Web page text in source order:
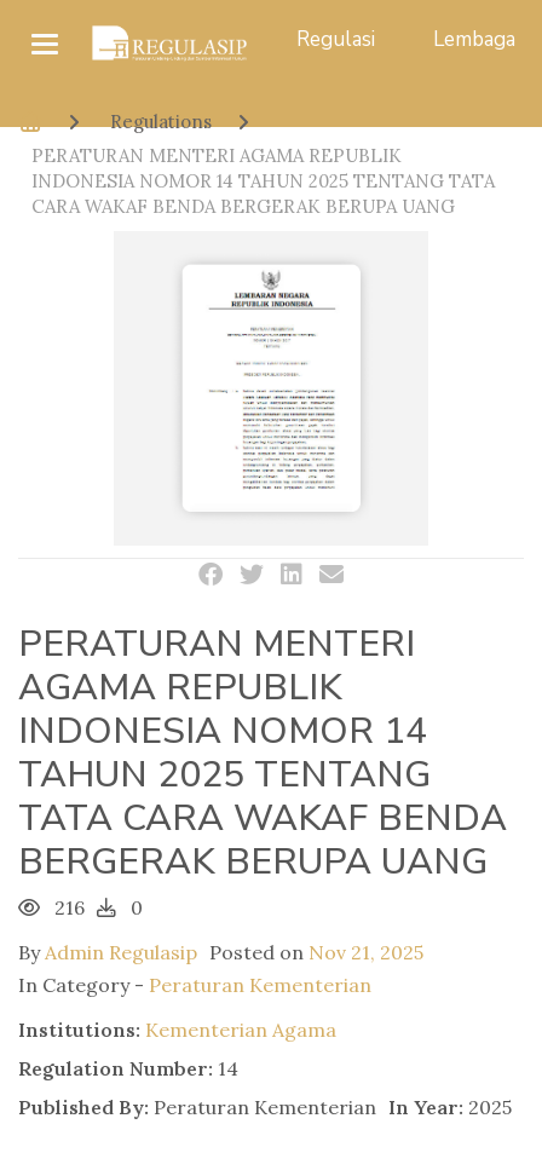
Regulasi Lembaga
Regulations
PERATURAN MENTERI AGAMA REPUBLIK
INDONESIA NOMOR 14 TAHUN 2025 TENTANG TATA
CARA WAKAF BENDA BERGERAK BERUPA UANG
PERATURAN MENTERI
AGAMA REPUBLIK
INDONESIA NOMOR 14
TAHUN 2025 TENTANG
TATA CARA WAKAF BENDA
BERGERAK BERUPA UANG
216
0
ByAdmin Regulasip Posted on Nov 21, 2025
In Category - Peraturan Kementerian
Institutions: Kementerian Agama
Regulation Number: 14
Published By: Peraturan Kementerian In Year: 2025